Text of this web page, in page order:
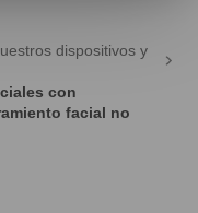
dispositivos y
con
facial no